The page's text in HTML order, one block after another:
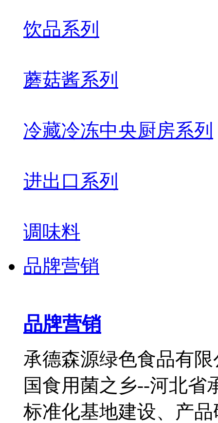
饮品系列
蘑菇酱系列
冷藏冷冻中央厨房系列
进出口系列
调味料
品牌营销
品牌营销
承德森源绿色食品有
国食用菌之乡--河北省
标准化基地建设、产